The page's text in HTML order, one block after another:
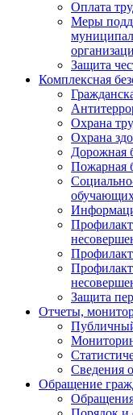
Оплата
Меры
Защита
Комплексная
Охрана
Охрана
Дорожная
Пожарная
Защита
Отчеты,
Сведения
Обращение